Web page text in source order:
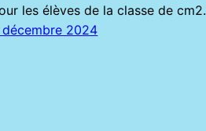
les élèves de la classe de cm2.
décembre 2024